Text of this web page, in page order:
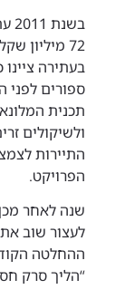
72 מיליון
בעתירה
ספורים לפני
תכנית
ולשיקולים
התיירות
הפרויקט.
שנה לאחר
לעצור שוב
ההחלטה
“הליך סרק